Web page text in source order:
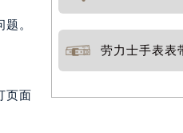
。
页面
劳力士手表表